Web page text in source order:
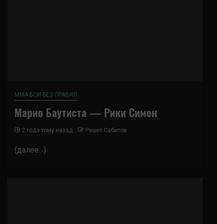
ММА БОИ БЕЗ ПРАВИЛ
Марио Баутиста — Рики Симон
2 года тому назад Решит Сабитов
(далее…)